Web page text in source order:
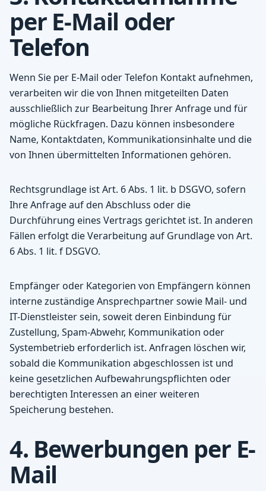
per E-Mail oder
Telefon
Wenn Sie per E-Mail oder Telefon Kontakt aufnehmen,
verarbeiten wir die von Ihnen mitgeteilten Daten
ausschließlich zur Bearbeitung Ihrer Anfrage und für
mögliche Rückfragen. Dazu können insbesondere
Name, Kontaktdaten, Kommunikationsinhalte und die
von Ihnen übermittelten Informationen gehören.
Rechtsgrundlage ist Art. 6 Abs. 1 lit. b DSGVO, sofern
Ihre Anfrage auf den Abschluss oder die
Durchführung eines Vertrags gerichtet ist. In anderen
Fällen erfolgt die Verarbeitung auf Grundlage von Art.
6 Abs. 1 lit. f DSGVO.
Empfänger oder Kategorien von Empfängern können
interne zuständige Ansprechpartner sowie Mail- und
IT-Dienstleister sein, soweit deren Einbindung für
Zustellung, Spam-Abwehr, Kommunikation oder
Systembetrieb erforderlich ist. Anfragen löschen wir,
sobald die Kommunikation abgeschlossen ist und
keine gesetzlichen Aufbewahrungspflichten oder
berechtigten Interessen an einer weiteren
Speicherung bestehen.
4. Bewerbungen per E-
Mail